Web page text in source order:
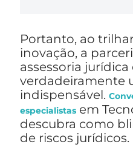
Portanto, ao
inovação, a
assessoria
verdadeiramente
indispensável.
especialistas em
descubra como
de riscos jurídicos.